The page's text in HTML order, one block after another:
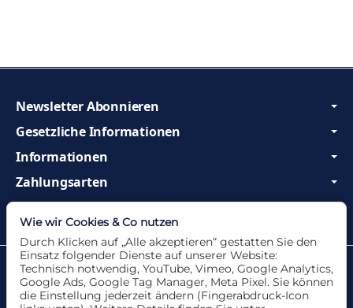
Gesetzliche Informationen
Informationen
Zahlungsarten
Wir sind Profis und beraten Sie gerne!
Newsletter Abonnieren
Datenschutzerklärung•Impressum
Wie wir Cookies & Co nutzen
Durch Klicken auf „Alle akzeptieren“ gestatten Sie den
Einsatz folgender Dienste auf unserer Website:
Technisch notwendig, YouTube, Vimeo, Google Analytics,
Google Ads, Google Tag Manager, Meta Pixel. Sie können
die Einstellung jederzeit ändern (Fingerabdruck-Icon